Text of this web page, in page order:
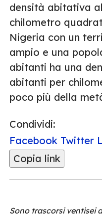
densità abitativa
chilometro
Nigeria con un
ampio e una
abitanti ha una
abitanti per
poco più della
Condividi:
Facebook Twitter
Copia link
Sono trascorsi ventisei